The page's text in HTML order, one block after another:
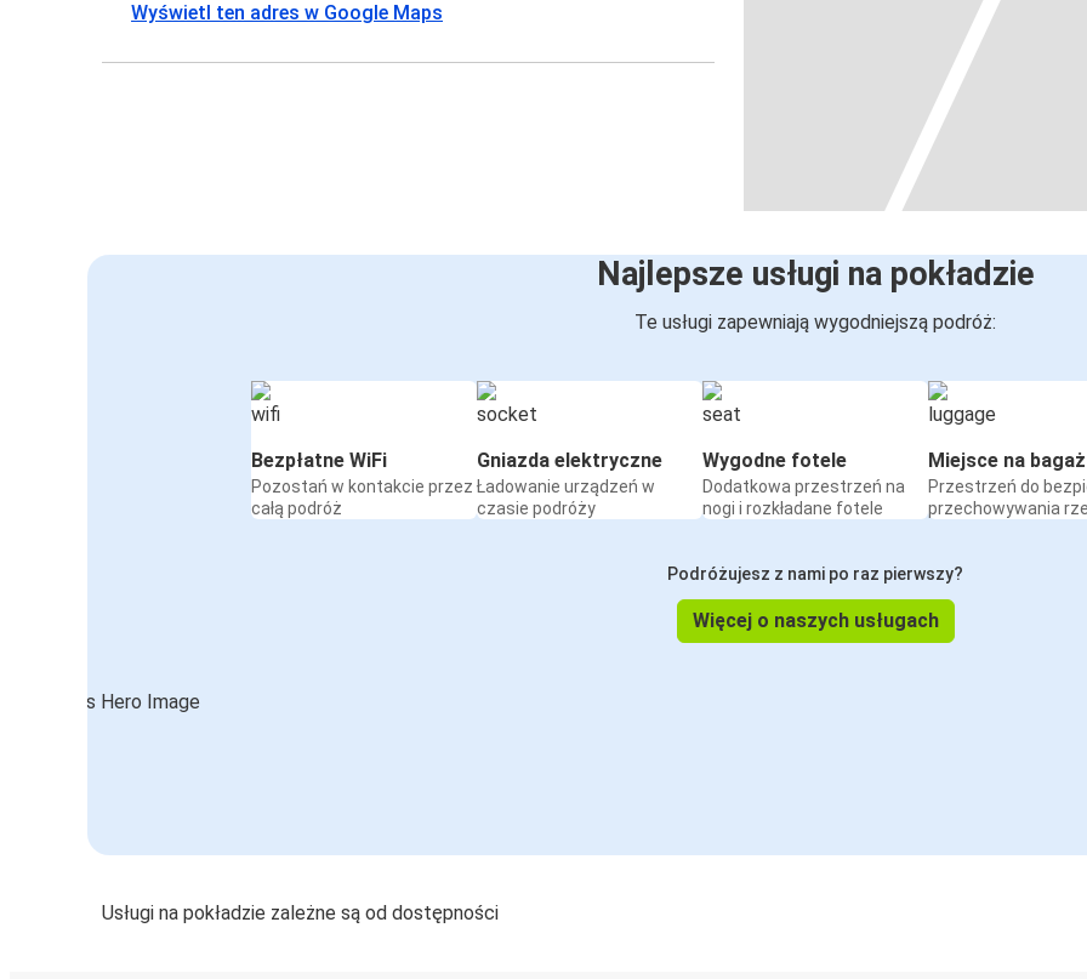
Wyświetl ten adres w Google Maps
Najlepsze usługi na pokładzie
Te usługi zapewniają wygodniejszą podróż:
Bezpłatne WiFi
Pozostań w kontakcie przez
całą podróż
Gniazda elektryczne
Ładowanie urządzeń w
czasie podróży
Wygodne fotele
Dodatkowa przestrzeń na
nogi i rozkładane fotele
Miejsce na bagaż
Przestrzeń do
przechowywania
Podróżujesz z nami po raz pierwszy?
Więcej o naszych usługach
Usługi na pokładzie zależne są od dostępności